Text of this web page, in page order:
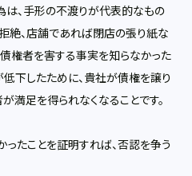
は、手形の不渡りが代表的なもの
絶、店舗であれば閉店の張り紙な
債権者を害する事実を知らなかった
低下したために、貴社が債権を譲り
満足を得られなくなることです。
ったことを証明すれば、否認を争う